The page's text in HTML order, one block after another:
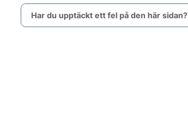
Har du upptäckt ett fel på den här sidan?